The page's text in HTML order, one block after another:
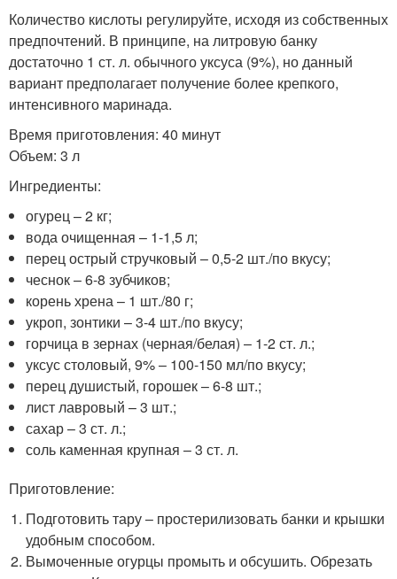
Количество кислоты регулируйте, исходя из собственных
предпочтений. В принципе, на литровую банку
достаточно 1 ст. л. обычного уксуса (9%), но данный
вариант предполагает получение более крепкого,
интенсивного маринада.
Время приготовления: 40 минут
Объем: 3 л
Ингредиенты:
огурец – 2 кг;
вода очищенная – 1-1,5 л;
перец острый стручковый – 0,5-2 шт./по вкусу;
чеснок – 6-8 зубчиков;
корень хрена – 1 шт./80 г;
укроп, зонтики – 3-4 шт./по вкусу;
горчица в зернах (черная/белая) – 1-2 ст. л.;
уксус столовый, 9% – 100-150 мл/по вкусу;
перец душистый, горошек – 6-8 шт.;
лист лавровый – 3 шт.;
сахар – 3 ст. л.;
соль каменная крупная – 3 ст. л.
Приготовление:
Подготовить тару – простерилизовать банки и крышки
удобным способом.
Вымоченные огурцы промыть и обсушить. Обрезать